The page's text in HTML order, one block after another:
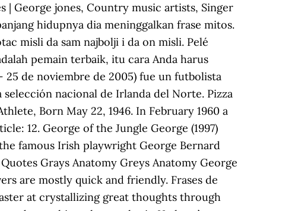
| George jones, Country music artists, Singer
hidupnya dia meninggalkan frase mitos.
misli da sam najbolji i da on misli. Pelé
pemain terbaik, itu cara Anda harus
25 de noviembre de 2005) fue un futbolista
nacional de Irlanda del Norte. Pizza
Born May 22, 1946. In February 1960 a
12. George of the Jungle George (1997)
famous Irish playwright George Bernard
Grays Anatomy Greys Anatomy George
are mostly quick and friendly. Frases de
at crystallizing great thoughts through